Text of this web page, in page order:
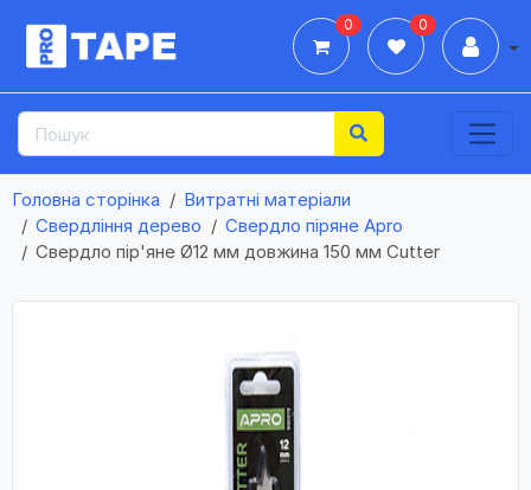
0 0
Головна сторінка
Витратні матеріали
Свердління дерево
Свердло піряне Apro
Свердло пір'яне Ø12 мм довжина 150 мм Cutter